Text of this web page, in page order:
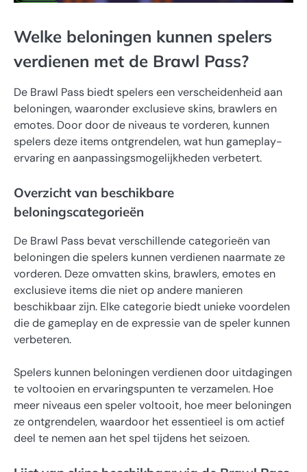
Welke beloningen kunnen spelers
verdienen met de Brawl Pass?
De Brawl Pass biedt spelers een verscheidenheid aan
beloningen, waaronder exclusieve skins, brawlers en
emotes. Door door de niveaus te vorderen, kunnen
spelers deze items ontgrendelen, wat hun gameplay-
ervaring en aanpassingsmogelijkheden verbetert.
Overzicht van beschikbare
beloningscategorieën
De Brawl Pass bevat verschillende categorieën van
beloningen die spelers kunnen verdienen naarmate ze
vorderen. Deze omvatten skins, brawlers, emotes en
exclusieve items die niet op andere manieren
beschikbaar zijn. Elke categorie biedt unieke voordelen
die de gameplay en de expressie van de speler kunnen
verbeteren.
Spelers kunnen beloningen verdienen door uitdagingen
te voltooien en ervaringspunten te verzamelen. Hoe
meer niveaus een speler voltooit, hoe meer beloningen
ze ontgrendelen, waardoor het essentieel is om actief
deel te nemen aan het spel tijdens het seizoen.